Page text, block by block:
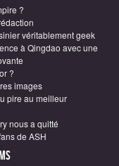
?
véritablement geek
à Qingdao avec une
?
images
pire au meilleur
nous a quitté
de ASH